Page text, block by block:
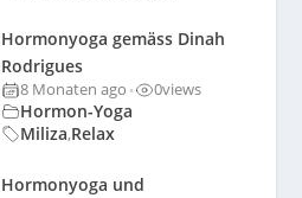
Hormonyoga gemäss Dinah
Rodrigues
8 Monaten ago • 0views
Hormon-Yoga
Miliza,Relax
Hormonyoga und